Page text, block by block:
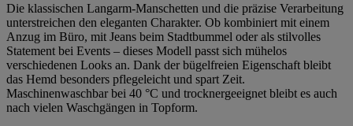
Die klassischen Langarm-Manschetten und die präzise Verarbeitung
unterstreichen den eleganten Charakter. Ob kombiniert mit einem
Anzug im Büro, mit Jeans beim Stadtbummel oder als stilvolles
Statement bei Events – dieses Modell passt sich mühelos
verschiedenen Looks an. Dank der bügelfreien Eigenschaft bleibt
das Hemd besonders pflegeleicht und spart Zeit.
Maschinenwaschbar bei 40 °C und trocknergeeignet bleibt es auch
nach vielen Waschgängen in Topform.